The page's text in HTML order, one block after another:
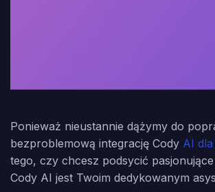
Ponieważ nieustannie dążymy do
bezproblemową integrację Cody AI
tego, czy chcesz podsycić
Cody AI jest Twoim dedykowanym